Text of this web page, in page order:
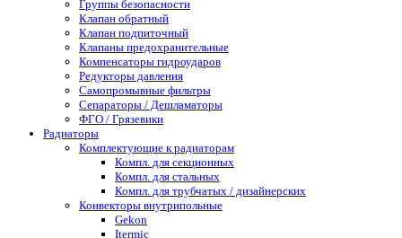
Группы безопасности
Клапан обратный
Клапан подпиточный
Клапаны предохранительные
Компенсаторы гидроударов
Редукторы давления
Самопромывные фильтры
Сепараторы / Дешламаторы
ФГО / Грязевики
Радиаторы
Комплектующие к радиаторам
Компл. для секционных
Компл. для стальных
Компл. для трубчатых / дизайнерских
Конвекторы внутрипольные
Gekon
Itermic